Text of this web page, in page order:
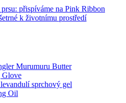
přispíváme na Pink Ribbon
k životnímu prostředí
Murumuru Butter
Glove
sprchový gel
Oil